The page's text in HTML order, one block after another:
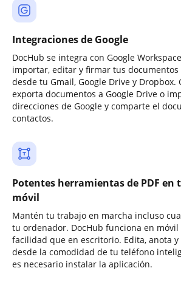
Integraciones de Google
DocHub se integra con Google
importar, editar y firmar tus
desde tu Gmail, Google Drive y Dropbox.
exporta documentos a Google Drive o
direcciones de Google y comparte el
contactos.
Potentes herramientas de PDF en
móvil
Mantén tu trabajo en marcha incluso
tu ordenador. DocHub funciona en móvil
facilidad que en escritorio. Edita, anota
desde la comodidad de tu teléfono
es necesario instalar la aplicación.